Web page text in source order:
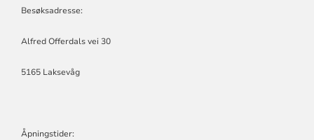
Besøksadresse:
Alfred Offerdals vei 30
5165 Laksevåg
Åpningstider: